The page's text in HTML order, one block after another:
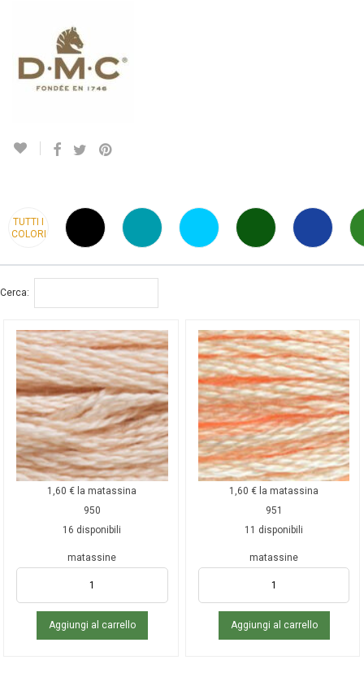
TUTTI I
COLORI
Cerca:
1,60€ la matassina
950
16 disponibili
matassine
Aggiungi al carrello
1,60€ la matassina
951
11 disponibili
matassine
Aggiungi al carrello